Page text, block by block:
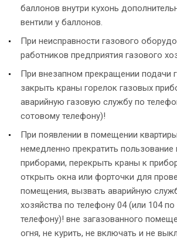
баллонов внутри кухонь
вентили у баллонов.
При неисправности газового
работников предприятия газового
При внезапном прекращении подачи
закрыть краны горелок газовых
аварийную газовую службу по
сотовому телефону)!
При появлении в помещении
немедленно прекратить пользование
приборами, перекрыть краны к
открыть окна или форточки для
помещения, вызвать аварийную
хозяйства по телефону 04 (или 104
телефону)! вне загазованного
огня, не курить, не включать и не